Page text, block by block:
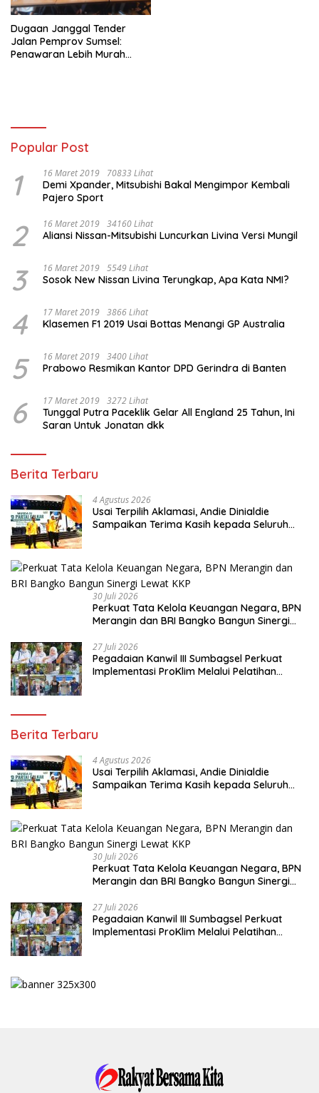
Dugaan Janggal Tender
Jalan Pemprov Sumsel:
Penawaran Lebih Murah
Popular Post
1 16 Maret 2019 70833 Lihat
Demi Xpander, Mitsubishi Bakal Mengimpor Kembali
Pajero Sport
2 16 Maret 2019 34160 Lihat
Aliansi Nissan-Mitsubishi Luncurkan Livina Versi Mungil
3 16 Maret 2019 5549 Lihat
Sosok New Nissan Livina Terungkap, Apa Kata NMI?
4 17 Maret 2019 3866 Lihat
Klasemen F1 2019 Usai Bottas Menangi GP Australia
5 16 Maret 2019 3400 Lihat
Prabowo Resmikan Kantor DPD Gerindra di Banten
6 17 Maret 2019 3272 Lihat
Tunggal Putra Paceklik Gelar All England 25 Tahun, Ini
Saran Untuk Jonatan dkk
Berita Terbaru
4 Agustus 2026
Usai Terpilih Aklamasi, Andie Dinialdie
Sampaikan Terima Kasih kepada Seluruh
30 Juli 2026
Perkuat Tata Kelola Keuangan Negara, BPN
Merangin dan BRI Bangko Bangun Sinergi
27 Juli 2026
Pegadaian Kanwil III Sumbagsel Perkuat
Implementasi ProKlim Melalui Pelatihan
Berita Terbaru
4 Agustus 2026
Usai Terpilih Aklamasi, Andie Dinialdie
Sampaikan Terima Kasih kepada Seluruh
30 Juli 2026
Perkuat Tata Kelola Keuangan Negara, BPN
Merangin dan BRI Bangko Bangun Sinergi
27 Juli 2026
Pegadaian Kanwil III Sumbagsel Perkuat
Implementasi ProKlim Melalui Pelatihan